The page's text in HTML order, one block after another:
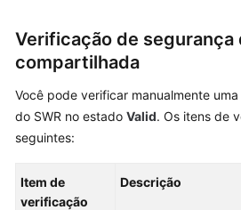
Imagens
locais
privadas
Verificação de segurança
compartilhada
Você pode verificar manualmente
do SWR no estado Valid. Os itens de
seguintes:
Item de
verificação
Descrição